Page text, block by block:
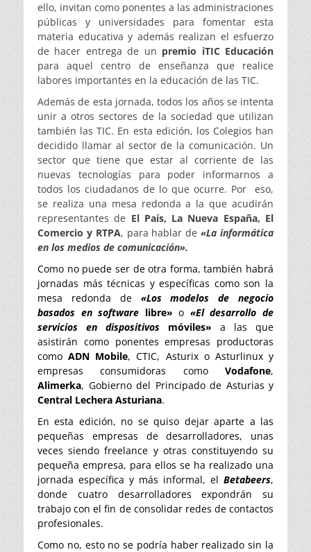
ello, invitan como ponentes a las administraciones
públicas y universidades para fomentar esta
materia educativa y además realizan el esfuerzo
de hacer entrega de un premio iTIC Educación
para aquel centro de enseñanza que realice
labores importantes en la educación de las TIC.
Además de esta jornada, todos los años se intenta
unir a otros sectores de la sociedad que utilizan
también las TIC. En esta edición, los Colegios han
decidido llamar al sector de la comunicación. Un
sector que tiene que estar al corriente de las
nuevas tecnologías para poder informarnos a
todos los ciudadanos de lo que ocurre. Por eso,
se realiza una mesa redonda a la que acudirán
representantes de El País, La Nueva España, El
Comercio y RTPA, para hablar de«La informática
en los medios de comunicación».
Como no puede ser de otra forma, también habrá
jornadas más técnicas y específicas como son la
mesa redonda de «Los modelos de negocio
basados en software libre» o «El desarrollo de
servicios en dispositivos móviles» a las que
asistirán como ponentes empresas productoras
comoADN Mobile, CTIC, Asturix o Asturlinux y
empresas consumidoras como Vodafone,
Alimerka, Gobierno del Principado de Asturias y
Central Lechera Asturiana.
En esta edición, no se quiso dejar aparte a las
pequeñas empresas de desarrolladores, unas
veces siendo freelance y otras constituyendo su
pequeña empresa, para ellos se ha realizado una
jornada específica y más informal, el Betabeers,
donde cuatro desarrolladores expondrán su
trabajo con el fin de consolidar redes de contactos
profesionales.
Como no, esto no se podría haber realizado sin la